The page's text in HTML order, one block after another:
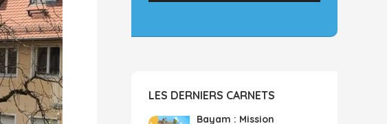
LES DERNIERS CARNETS
Bayam : Mission